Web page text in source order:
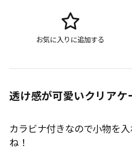
お気に入りに追加する
透け感が可愛いクリア
カラビナ付きなので小物を
ね！